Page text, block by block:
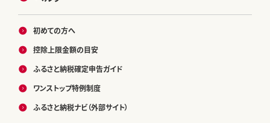
初めての方へ
控除上限金額の目安
ふるさと納税確定申告ガイド
ワンストップ特例制度
ふるさと納税ナビ（外部サイト）